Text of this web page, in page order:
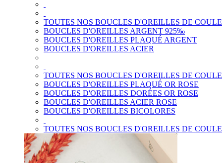
TOUTES NOS BOUCLES D'OREILLES DE
BOUCLES D'OREILLES ARGENT 925‰
BOUCLES D'OREILLES PLAQUÉ ARGENT
BOUCLES D'OREILLES ACIER
TOUTES NOS BOUCLES D'OREILLES DE
BOUCLES D'OREILLES PLAQUÉ OR ROSE
BOUCLES D'OREILLES DORÉES OR ROSE
BOUCLES D'OREILLES ACIER ROSE
BOUCLES D'OREILLES BICOLORES
TOUTES NOS BOUCLES D'OREILLES DE